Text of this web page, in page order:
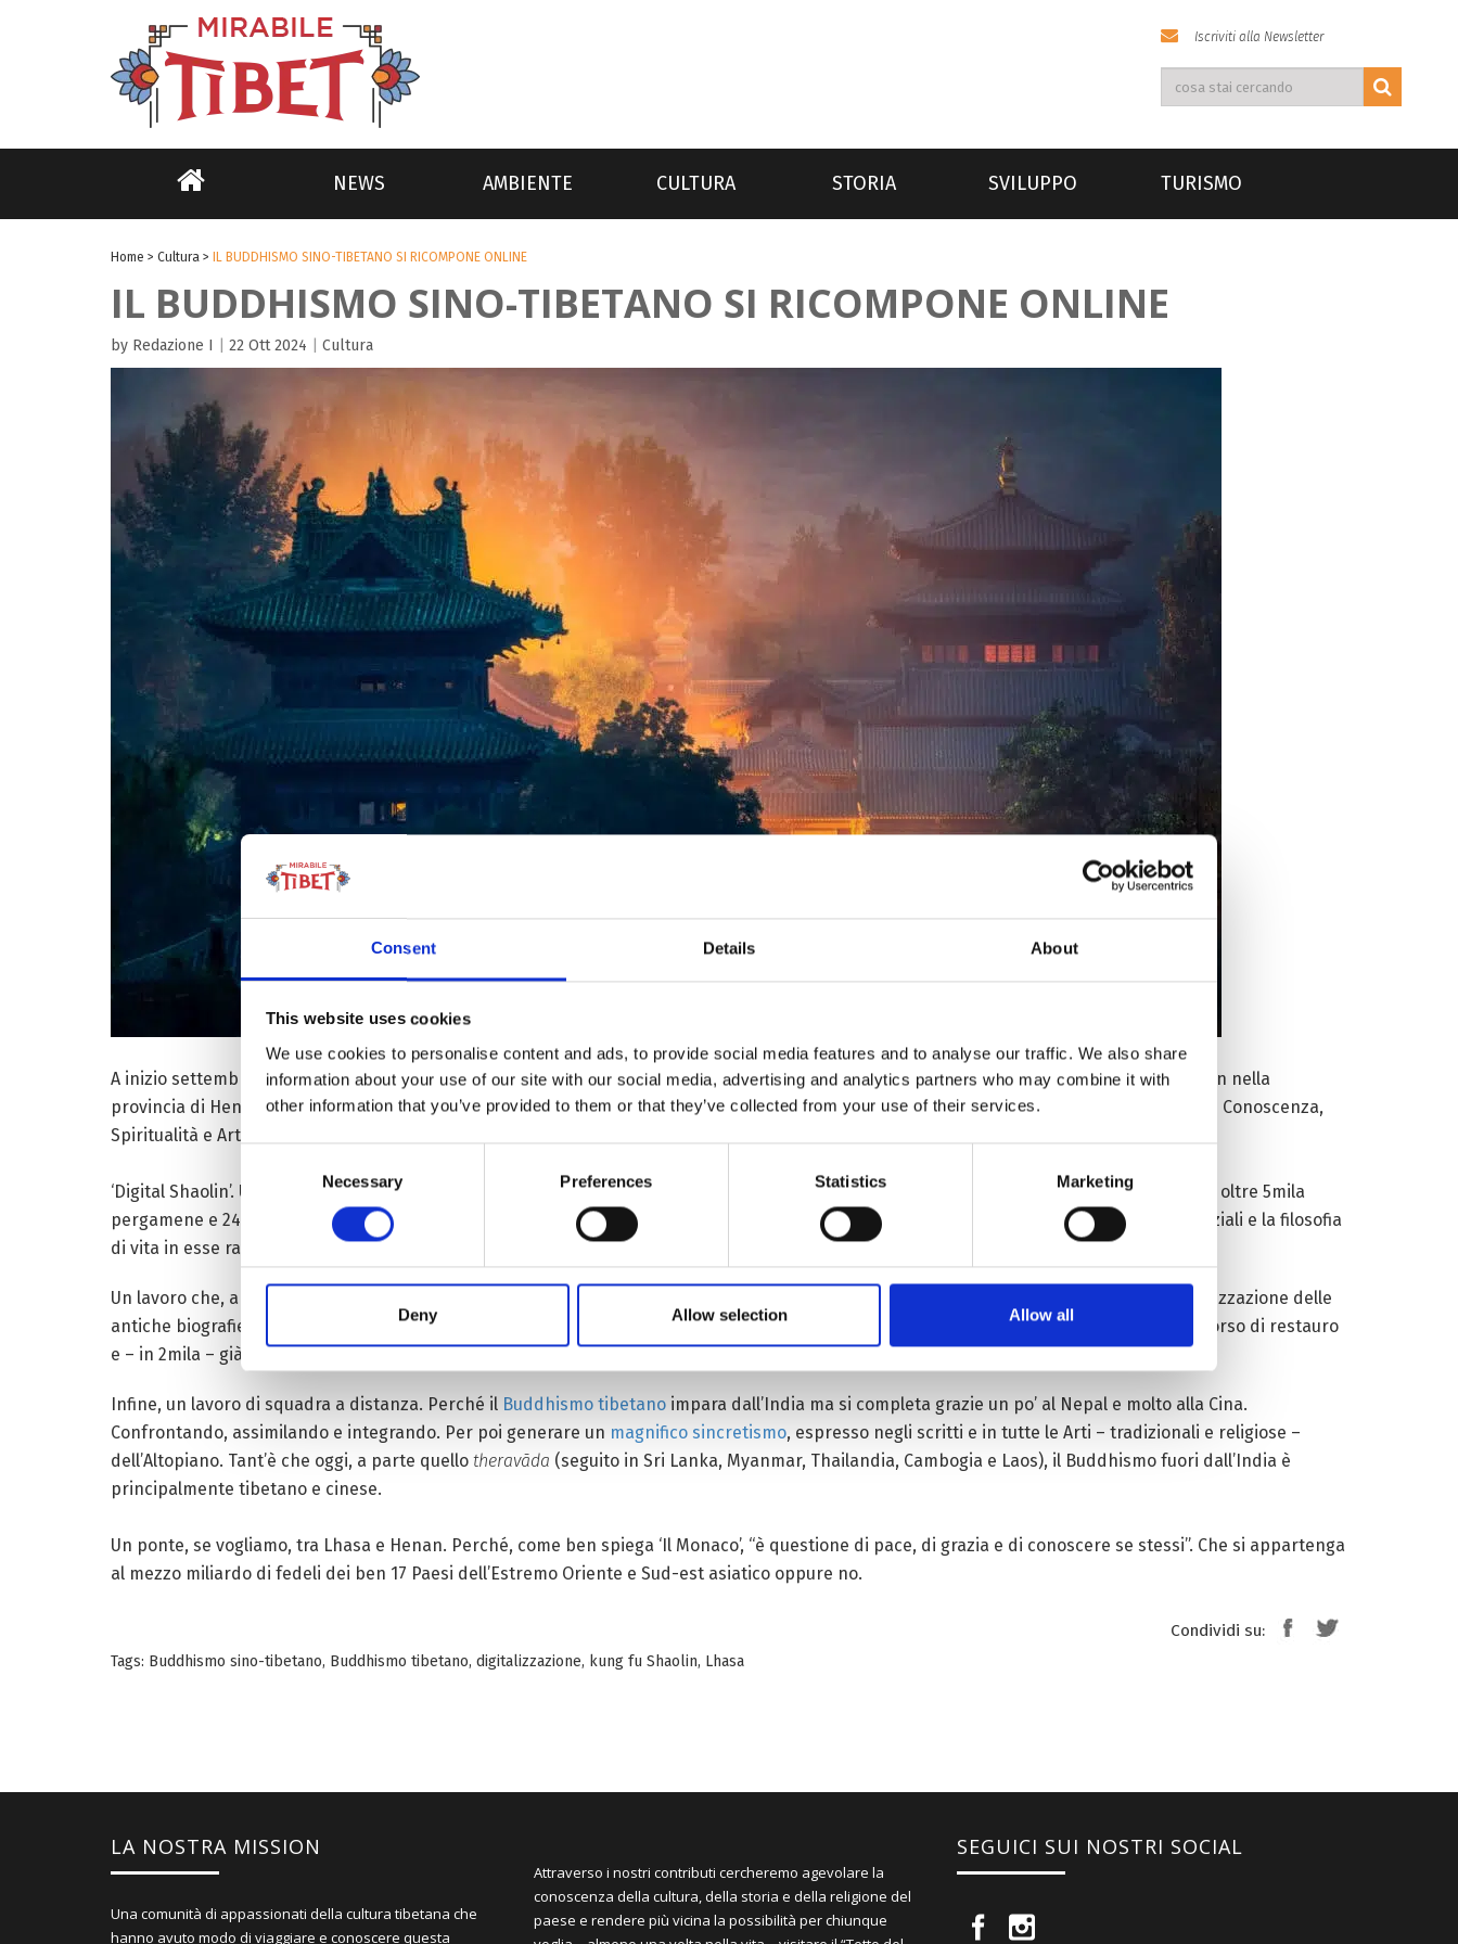
Consent Details About
This website uses cookies
We use cookies to personalise content and ads, to provide social media features and to analyse our traffic. We also share
information about your use of our site with our social media, advertising and analytics partners who may combine it with
other information that you’ve provided to them or that they’ve collected from your use of their services.
Selection
Necessary Preferences Statistics Marketing
Deny Allow selection Allow all
Iscriviti alla Newsletter
NEWS AMBIENTE CULTURA STORIA SVILUPPO TURISMO
Home > Cultura > IL BUDDHISMO SINO-TIBETANO SI RICOMPONE ONLINE
IL BUDDHISMO SINO-TIBETANO SI RICOMPONE ONLINE
by Redazione I 22 Ott 2024 Cultura
A inizio settembre, avevamo parlato della digitalizzazione dimille thangkanella collezione del Palazzo del Potala: ebbene, il Tempio Shaolin nella
provincia di Henan – culla della civiltà cinese – sta creando una piattaforma volta a preservare e condividere con il mondo il patrimonio di Conoscenza,
Spiritualità e Arte buddhista.
‘Digital Shaolin’. Un lavoro meticoloso di recupero, restauro e – appunto – digitalizzazione, che finora ha coinvolto più di 30mila documenti, oltre 5mila
pergamene e 246 pagode tombali. Ma che promette di allargare l’opera alle pitture e sculture del Tempio nonché, beninteso, alle arti marziali e la filosofia
di vita in esse racchiusa. Cominciando con il
Shaolin, che qui ha visto i suoi natali.
Un lavoro che, a volte, richiede la creazione di nuove tecnologie. Come quelle usate a Lhasa, perché meno invasive e più adatte alla digitalizzazione delle
antiche biografie e scritture buddhiste in Tibetano e Sanscrito. Ieri, consumate dal Tempo e riservate ai visitatori e agli studiosi; oggi, in corso di restauro
e – in 2mila – già accessibilionlinee tramite applicazioni mobili.
Infine, un lavoro di squadra a distanza. Perché il Buddhismo tibetano impara dall’India ma si completa grazie un po’ al Nepal e molto alla Cina.
Confrontando, assimilando e integrando. Per poi generare un magnifico sincretismo, espresso negli scritti e in tutte le Arti – tradizionali e religiose –
dell’Altopiano. Tant’è che oggi, a parte quello theravāda (seguito in Sri Lanka, Myanmar, Thailandia, Cambogia e Laos), il Buddhismo fuori dall’India è
principalmente tibetano e cinese.
Un ponte, se vogliamo, tra Lhasa e Henan. Perché, come ben spiega ‘Il Monaco’, “è questione di pace, di grazia e di conoscere se stessi”. Che si appartenga
al mezzo miliardo di fedeli dei ben 17 Paesi dell’Estremo Oriente e Sud-est asiatico oppure no.
Condividi su:
Tags: Buddhismo sino-tibetano, Buddhismo tibetano, digitalizzazione, kung fu Shaolin, Lhasa
LA NOSTRA MISSION
Una comunità di appassionati della cultura tibetana che
hanno avuto modo di viaggiare e conoscere questa
Attraverso i nostri contributi cercheremo agevolare la
conoscenza della cultura, della storia e della religione del
paese e rendere più vicina la possibilità per chiunque
SEGUICI SUI NOSTRI SOCIAL